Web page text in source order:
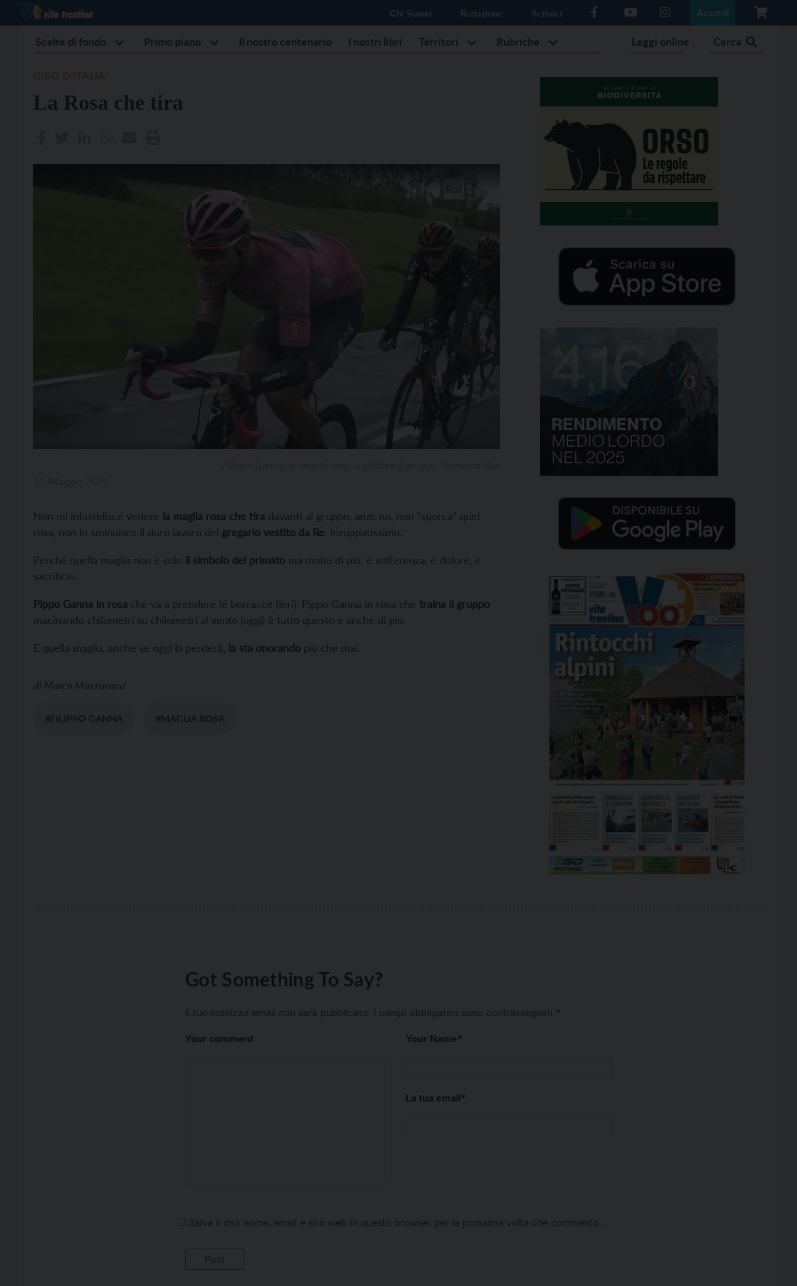
Chi Siamo Redazione Scrivici Accedi
Scelte di fondo Primo piano Il nostro centenario I nostri libri Territori Rubriche Leggi online Cerca
La Rosa che tira
Non mi infastidisce vedere la maglia rosa che tira davanti al gruppo, anzi: no, non “sporca” quel
rosa, non lo sminuisce il duro lavoro del gregario vestito da Re. Inzuppatissimo.
Perché quella maglia non è solo il simbolo del primato ma molto di più: è sofferenza, è dolore, è
sacrificio.
Pippo Ganna in rosa che va a prendere le borracce (ieri), Pippo Ganna in rosa che traina il gruppo
macinando chilometri su chilometri al vento (oggi) è tutto questo e anche di più.
E quella maglia, anche se oggi la perderà, la sta onorando più che mai.
di Marco Mazzurana
#FILIPPO GANNA #MAGLIA ROSA
Got Something To Say?
Il tuo indirizzo email non sarà pubblicato. I campi obbligatori sono contrassegnati *
Your comment Your Name*
La tua email*
Salva il mio nome, email e sito web in questo browser per la prossima volta che commento.